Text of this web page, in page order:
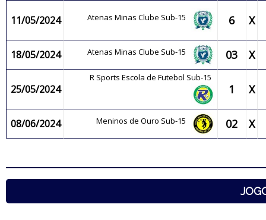
11/05/2024 Atenas Minas Clube Sub-15 6 X
18/05/2024 Atenas Minas Clube Sub-15 03 X
25/05/2024
R Sports Escola de Futebol Sub-15
1 X
08/06/2024 Meninos de Ouro Sub-15 02 X